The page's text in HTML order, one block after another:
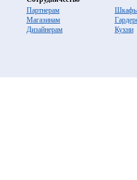
Партнерам
Магазинам
Дизайнерам
Кухни